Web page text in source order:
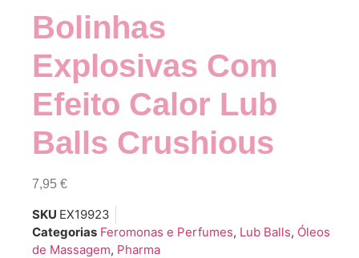
Bolinhas
Explosivas Com
Efeito Calor Lub
Balls Crushious
7,95 €
SKU EX19923
Categorias Feromonas e Perfumes, Lub Balls, Óleos
de Massagem, Pharma